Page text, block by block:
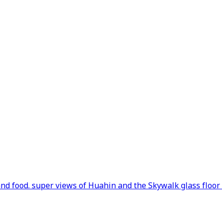
food. super views of Huahin and the Skywalk glass